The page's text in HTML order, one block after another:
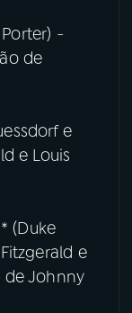
-
de
e
e Louis
(Duke
e
de Johnny